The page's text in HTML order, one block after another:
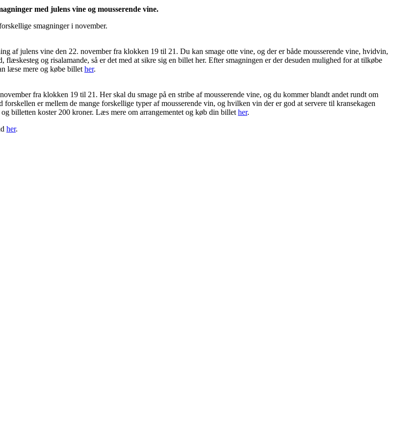
med julens vine og mousserende vine.
smagninger i november.
af julens vine den 22. november fra klokken 19 til 21. Du kan smage otte vine, og der er både mousserende vine, hvidvin,
og risalamande, så er det med at sikre sig en billet her. Efter smagningen er der desuden mulighed for at tilkøbe
læse mere og købe billether.
fra klokken 19 til 21. Her skal du smage på en stribe af mousserende vine, og du kommer blandt andet rundt om
er mellem de mange forskellige typer af mousserende vin, og hvilken vin der er god at servere til kransekagen
billetten koster 200 kroner. Læs mere om arrangementet og køb din billether.
her.